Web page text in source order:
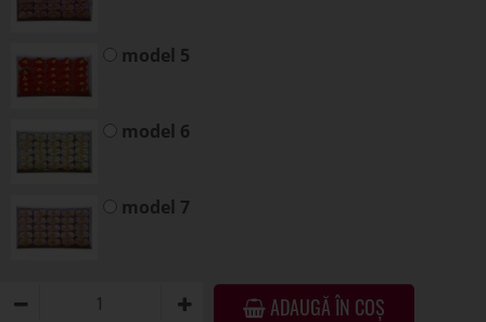
model 5
model 6
model 7
ADAUGĂ ÎN COȘ